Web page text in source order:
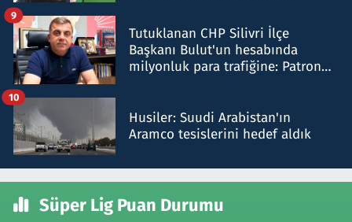
Tutuklanan CHP Silivri İlçe
Başkanı Bulut'un hesabında
milyonluk para trafiğine: Patron
9
Husiler: Suudi Arabistan'ın
Aramco tesislerini hedef aldık
10
Süper Lig Puan Durumu